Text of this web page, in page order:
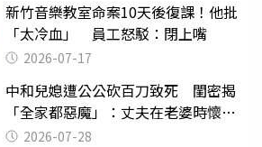
新竹音樂教室命案10天後復課！他批
「太冷血」 員工怒駁：閉上嘴
2026-07-17
中和兒媳遭公公砍百刀致死 閨密揭
「全家都惡魔」：丈夫在老婆時懷孕
摔東西
2026-07-28